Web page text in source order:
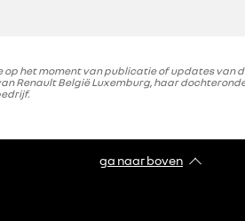
het moment van publicatie of updates
België Luxemburg, haar
ga naar boven